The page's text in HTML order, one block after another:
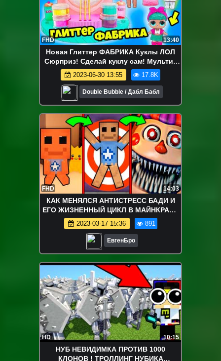
FHD 13:40
Новая Глиттер ФАБРИКА Куклы ЛОЛ
Сюрприз! Сделай куклу сам! Мультик
LOL Surprise DIY Glitter Factory
2023-06-30 13:55 17.8K
Double Bubble / Дабл Бабл
FHD 14:03
КАК МЕНЯЛСЯ АНТИСТРЕСС БАДИ И
ЕГО ЖИЗНЕННЫЙ ЦИКЛ В МАЙНКРАФТ
~ ЭВОЛЮЦИЯ Kick the Buddy В
MINECRAFT
2023-03-17 15:36 891
ЕвгенБро
HD 10:15
НУБ НЕВИДИМКА ПРОТИВ 1000
КЛОНОВ ! ТРОЛЛИНГ НУБИКА